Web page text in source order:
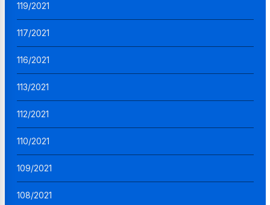
119/2021
117/2021
116/2021
113/2021
112/2021
110/2021
109/2021
108/2021